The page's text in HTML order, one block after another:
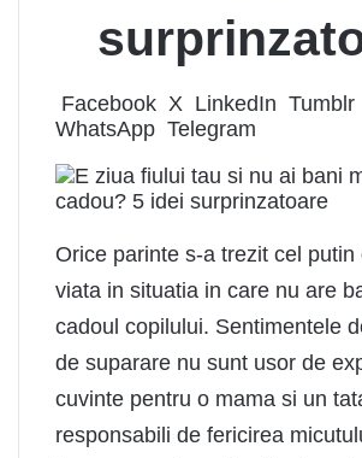
Facebook X LinkedIn Tumblr
WhatsApp Telegram
Orice parinte s-a trezit cel putin
viata in situatia in care nu are
cadoul copilului. Sentimentele
de suparare nu sunt usor de
cuvinte pentru o mama si un
responsabili de fericirea